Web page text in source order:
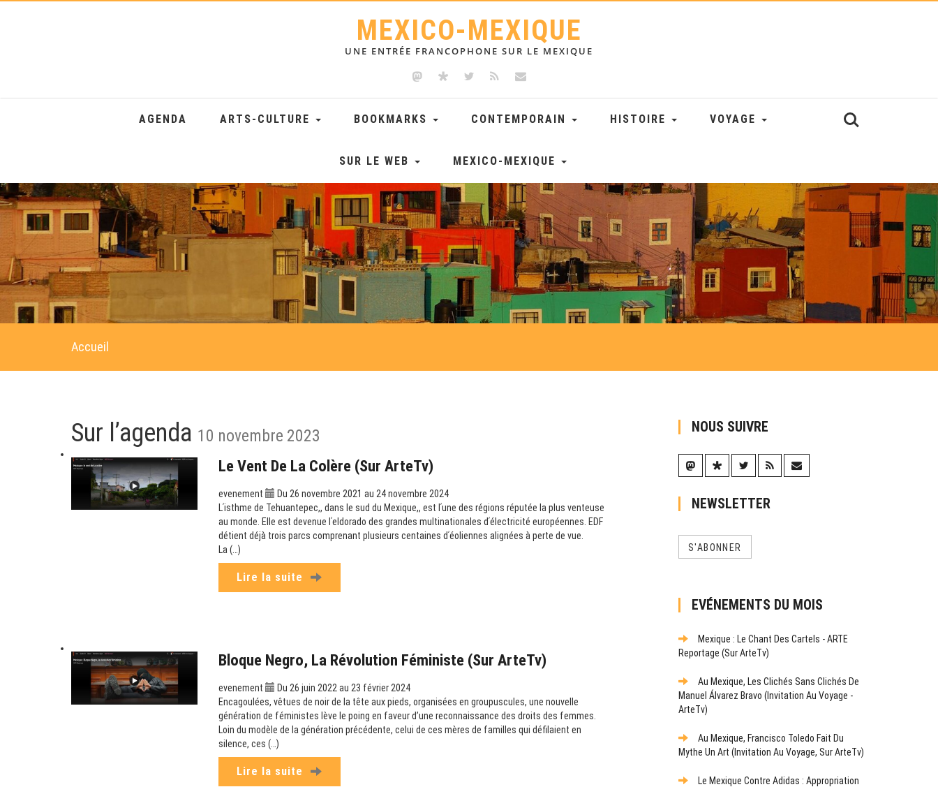
MEXICO-MEXIQUE
UNE ENTRÉE FRANCOPHONE SUR LE MEXIQUE
AGENDA ARTS-CULTURE BOOKMARKS CONTEMPORAIN HISTOIRE VOYAGE
SUR LE WEB MEXICO-MEXIQUE
Accueil
Sur l’agenda 10 novembre 2023
Le Vent De La Colère (sur ArteTv)
evenement
Du 26 novembre 2021 au 24 novembre 2024
Lʹisthme de Tehuantepec,, dans le sud du Mexique,, est lʹune des régions réputée la plus venteuse
au monde. Elle est devenue lʹeldorado des grandes multinationales dʹélectricité européennes. EDF
détient déjà trois parcs comprenant plusieurs centaines dʹéoliennes alignées à perte de vue.
La (…)
Lire la suite
Bloque Negro, La Révolution Féministe (sur ArteTv)
evenement
Du 26 juin 2022 au 23 février 2024
Encagoulées, vêtues de noir de la tête aux pieds, organisées en groupuscules, une nouvelle
génération de féministes lève le poing en faveur d’une reconnaissance des droits des femmes.
Loin du modèle de la génération précédente, celui de ces mères de familles qui défilaient en
silence, ces (…)
Lire la suite
NOUS SUIVRE
NEWSLETTER
S'ABONNER
EVÉNEMENTS DU MOIS
Mexique : Le Chant Des Cartels - ARTE
Reportage (sur ArteTv)
Au Mexique, Les Clichés Sans Clichés De
Manuel Álvarez Bravo (Invitation Au Voyage -
ArteTv)
Au Mexique, Francisco Toledo Fait Du
Mythe Un Art (Invitation Au Voyage, Sur ArteTv)
Le Mexique Contre Adidas : Appropriation